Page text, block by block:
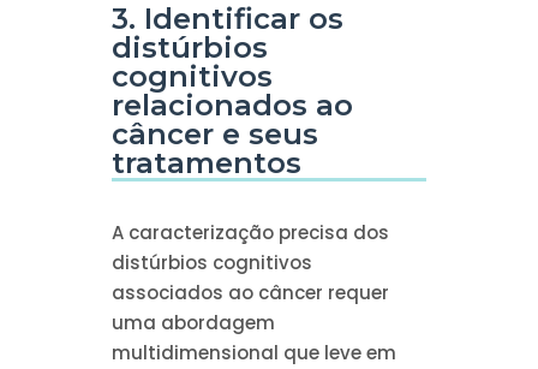
3. Identificar os
distúrbios
cognitivos
relacionados ao
câncer e seus
tratamentos
A caracterização precisa dos
distúrbios cognitivos
associados ao câncer requer
uma abordagem
multidimensional que leve em